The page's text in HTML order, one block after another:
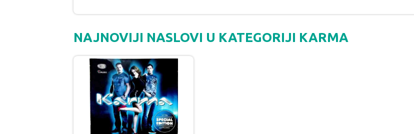
NAJNOVIJI NASLOVI U KATEGORIJI KARMA